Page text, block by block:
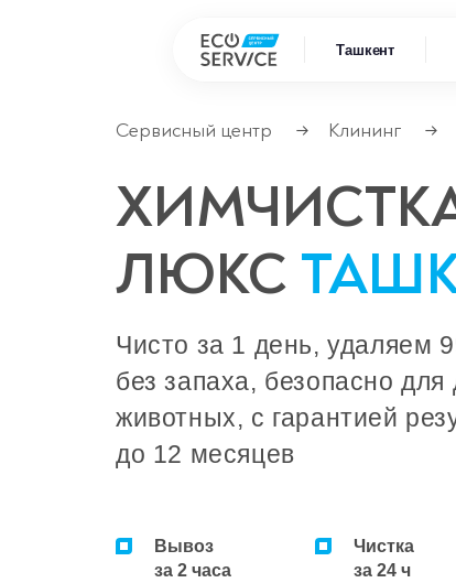
Ташкент
Ремонт климатической техники
Ремонт компьютерной техники
Ремонт офисной техники
Ремонт цифровой техники
Сервисный центр → Клининг →
ЛЮКС
Чисто за 1 день, удаляем
без запаха, безопасно для
животных, с гарантией
до 12 месяцев
Вывоз
за 2 часа
Чистка
за 24 ч